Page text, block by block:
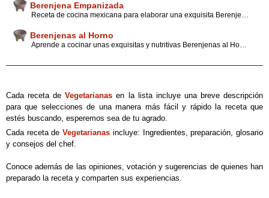
Berenjena Empanizada
Berenjenas al Horno
Cada receta deVegetarianas en la lista incluye una breve descripción
para que selecciones de una manera más fácil y rápido la receta que
estés buscando, esperemos sea de tu agrado.
Cada receta deVegetarianas incluye: Ingredientes, preparación, glosario
y consejos del chef.
Conoce además de las opiniones, votación y sugerencias de quienes han
preparado la receta y comparten sus experiencias.